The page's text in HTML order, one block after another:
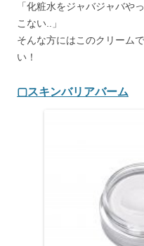
「化粧水をジャバジャバや
こない..」
そんな方にはこのクリーム
い！
▢スキンバリアバーム